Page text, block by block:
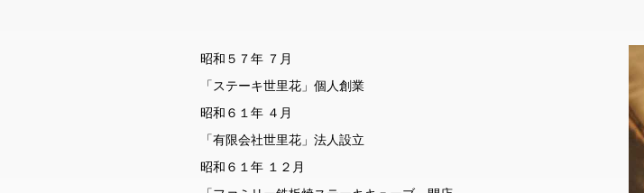
昭和５７年 ７月
「ステーキ世里花」個人創業
昭和６１年 ４月
「有限会社世里花」法人設立
昭和６１年 １２月